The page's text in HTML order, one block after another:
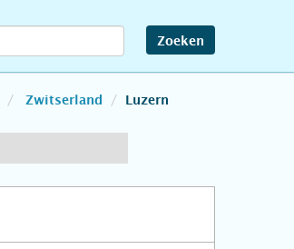
Zoeken
Zwitserland Luzern